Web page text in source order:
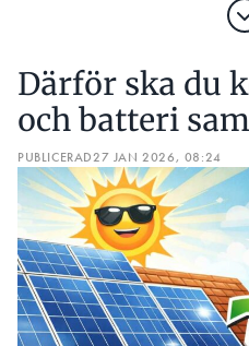
Därför ska du
och batteri
PUBLICERAD27 JAN 2026, 08:24